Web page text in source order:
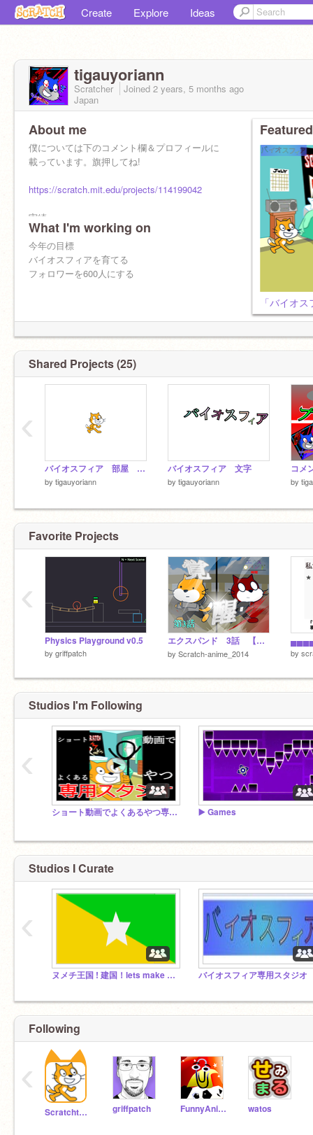
Create Explore Ideas
tigauyoriann
Scratcher Joined 2 years, 5 months ago
Japan
About me
僕については下のコメント欄＆プロフィールに
載っています。旗押してね!
https://scratch.mit.edu/projects/114199042
実績
傾向3P 傾向1P2回 傾向一位3回 傾向3位
傾向2P一回 プラットフォーマーで傾向で2P取
った
What I'm working on
今年の目標
バイオスフィアを育てる
フォロワーを600人にする
「バイオ
Shared Projects (25)
バイオスフィア 部屋 まだ未完成
by tigauyoriann
バイオスフィア 文字
by tigauyoriann
コメ
by
‹
Favorite Projects
Physics Playground v0.5
by griffpatch
エクスパンド 3話 【覚醒】
by Scratch-anime_2014 by
‹
Studios I'm Following
ショート動画でよくあるやつ専用スタジオ ▶️ Games
‹
Studios I Curate
ヌメチ王国 ! 建国！lets make numechi!!!!! バイオスフィア専用スタジオ
‹
Following
Scratchteam griffpatch FunnyAnimatorJimTV watos
‹